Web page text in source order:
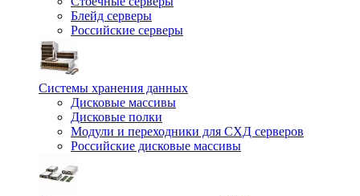
Блейд серверы
Российские серверы
Системы хранения данных
Дисковые массивы
Дисковые полки
Модули и переходники для СХД серверов
Российские дисковые массивы